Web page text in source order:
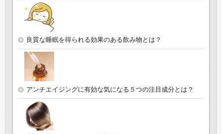
良質な睡眠を得られる効果のある飲み物とは？
アンチエイジングに有効な気になる５つの注目成分とは？